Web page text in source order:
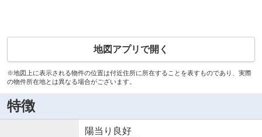
地図アプリで開く
※地図上に表示される物件の位置は付近住所に所在することを表すものであり、実際
の物件所在地とは異なる場合がございます。
特徴
陽当り良好